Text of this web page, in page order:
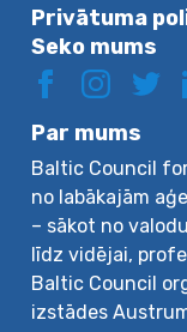
Privātuma
Seko mums
Par mums
Baltic Council
no labākajām
– sākot no
līdz vidējai,
Baltic Council
izstādes